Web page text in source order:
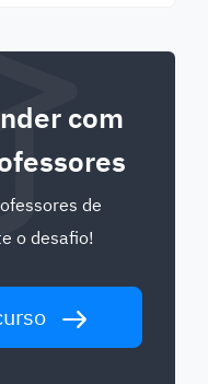
com
de
o desafio!